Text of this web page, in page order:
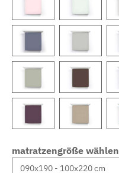
matratzengröße wählen